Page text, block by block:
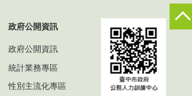
政府公開資訊
政府公開資訊
統計業務專區
性別主流化專區